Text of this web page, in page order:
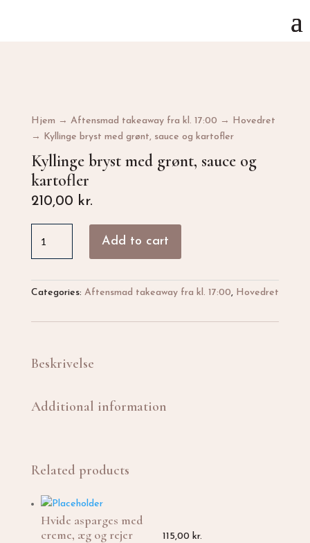
Hjem → Aftensmad takeaway fra kl. 17:00 → Hovedret
→ Kyllinge bryst med grønt, sauce og kartofler
Kyllinge bryst med grønt, sauce og
kartofler
210,00 kr.
bryst
med
grønt,
sauce
kartofler
Add to cart
Categories: Aftensmad takeaway fra kl. 17:00, Hovedret
Beskrivelse
Additional information
Related products
Hvide asparges med
creme, æg og rejer
115,00 kr.